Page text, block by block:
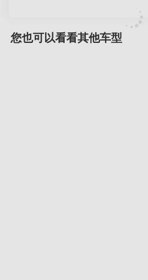
您也可以看看其他车型